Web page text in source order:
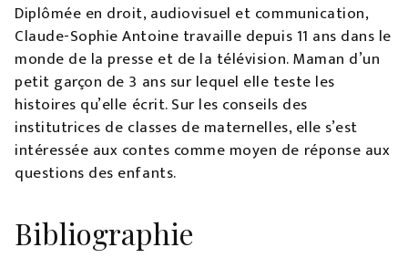
Diplômée en droit, audiovisuel et communication,
Claude-Sophie Antoine travaille depuis 11 ans dans le
monde de la presse et de la télévision. Maman d’un
petit garçon de 3 ans sur lequel elle teste les
histoires qu’elle écrit. Sur les conseils des
institutrices de classes de maternelles, elle s’est
intéressée aux contes comme moyen de réponse aux
questions des enfants.
Bibliographie